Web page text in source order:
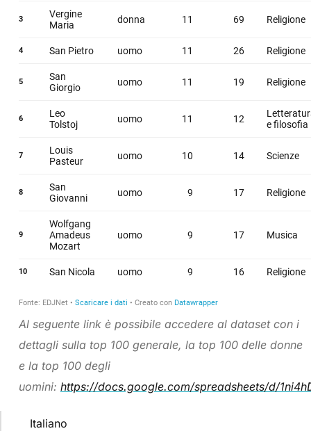
Al seguente link è possibile accedere al dataset con i
dettagli sulla top 100 generale, la top 100 delle donne
e la top 100 degli
uomini: https://docs.google.com/spreadsheets/d/
Italiano